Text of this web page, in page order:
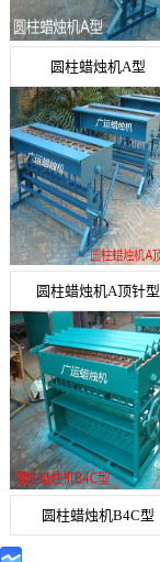
圆柱蜡烛机A型
圆柱蜡烛机A顶针型
圆柱蜡烛机B4C型